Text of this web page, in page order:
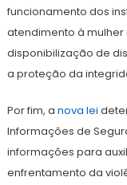
funcionamento dos
atendimento à
disponibilização de
a proteção da
Por fim, a nova lei
Informações de
informações para
enfrentamento da